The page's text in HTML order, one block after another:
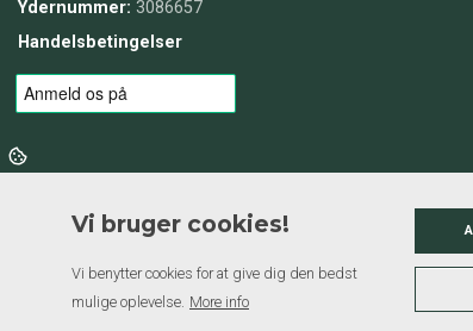
Ydernummer: 3086657
Handelsbetingelser
Vi bruger cookies!
Vi benytter cookies for at give dig den bedst
mulige oplevelse. More info